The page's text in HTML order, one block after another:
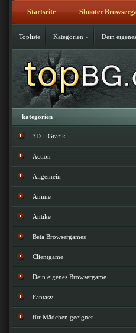
Startseite Shooter
Topliste Kategorien » Dein
kategorien
3D – Grafik
Action
Allgemein
Anime
Antike
Beta Browsergames
Clientgame
Dein eigenes Browsergame
Fantasy
für Mädchen geeignet